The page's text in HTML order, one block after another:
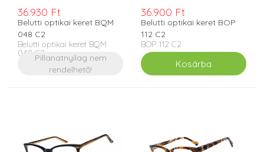
36.930 Ft
Belutti optikai keret BQM
048 C2
Belutti optikai keret BQM
048 C2Pillanatnyilag nem
rendelhető!
36.900 Ft
Belutti optikai keret BOP
112 C2
BOP 112 C2